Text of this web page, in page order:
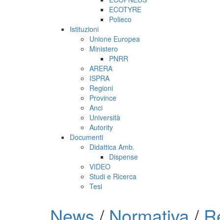
ECOTYRE
Polieco
Istituzioni
Unione Europea
Ministero
PNRR
ARERA
ISPRA
Regioni
Province
Anci
Università
Autority
Documenti
Didattica Amb.
Dispense
VIDEO
Studi e Ricerca
Tesi